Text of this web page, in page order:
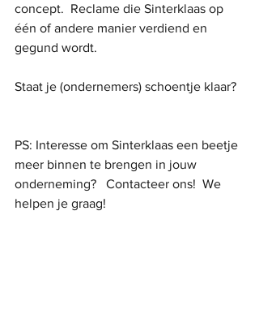
concept.  Reclame die Sinterklaas op
één of andere manier verdiend en
gegund wordt.
Staat je (ondernemers) schoentje klaar?
PS: Interesse om Sinterklaas een beetje
meer binnen te brengen in jouw
onderneming?   Contacteer ons!  We
helpen je graag!